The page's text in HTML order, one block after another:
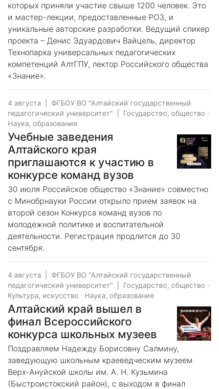
которых приняли участие свыше 1200 человек. Это
и мастер-лекции, предоставленные РОЗ, и
уникальные авторские разработки. Ведущий спикер
проекта – Денис Эдуардович Вайцель, директор
Технопарка универсальных педагогических
компетенций АлтГПУ, лектор Российского общества
«Знание».
4 августа
ФГБОУ ВО "Алтайский государственный
педагогический университет"
Государство, общество ·
Наука, образование
Учебные заведения
Алтайского края
приглашаются к участию в
конкурсе команд вузов
30 июля Российское общество «Знание» совместно
с Минобрнауки России открыло прием заявок на
второй сезон Конкурса команд вузов по
молодежной политике и воспитательной
деятельности. Регистрация продлится до 30
сентября.
4 августа
ФГБОУ ВО "Алтайский государственный
педагогический университет"
Государство, общество ·
Культура, искусство · Наука, образование
Алтайский край вышел в
финал Всероссийского
конкурса школьных музеев
Поздравляем Надежду Борисовну Салмину,
заведующую школьным краеведческим музеем
Верх-Ануйской школы им. А. Н. Кузьмина
(Быстроистокский район), с выходом в финал